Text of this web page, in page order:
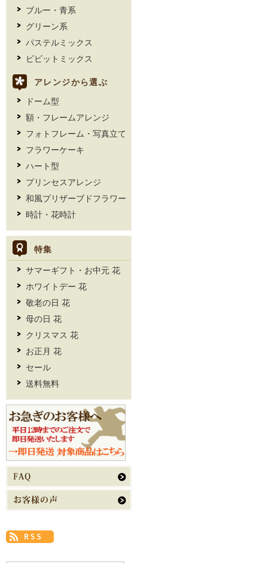
ブルー・青系
グリーン系
パステルミックス
ビビットミックス
アレンジから選ぶ
ドーム型
額・フレームアレンジ
フォトフレーム・写真立て
フラワーケーキ
ハート型
プリンセスアレンジ
和風プリザーブドフラワー
時計・花時計
特集
サマーギフト・お中元 花
ホワイトデー 花
敬老の日 花
母の日 花
クリスマス 花
お正月 花
セール
送料無料